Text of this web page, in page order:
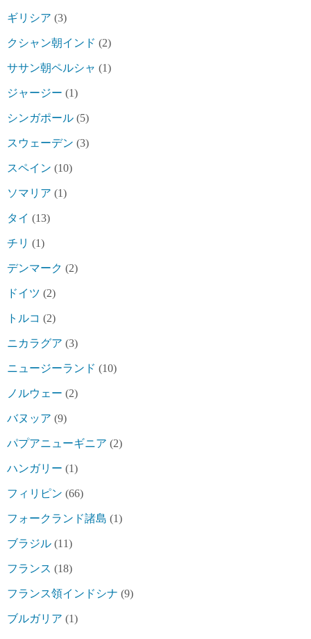
ギリシア (3)
クシャン朝インド (2)
ササン朝ペルシャ (1)
ジャージー (1)
シンガポール (5)
スウェーデン (3)
スペイン (10)
ソマリア (1)
タイ (13)
チリ (1)
デンマーク (2)
ドイツ (2)
トルコ (2)
ニカラグア (3)
ニュージーランド (10)
ノルウェー (2)
バヌッア (9)
パプアニューギニア (2)
ハンガリー (1)
フィリピン (66)
フォークランド諸島 (1)
ブラジル (11)
フランス (18)
フランス領インドシナ (9)
ブルガリア (1)